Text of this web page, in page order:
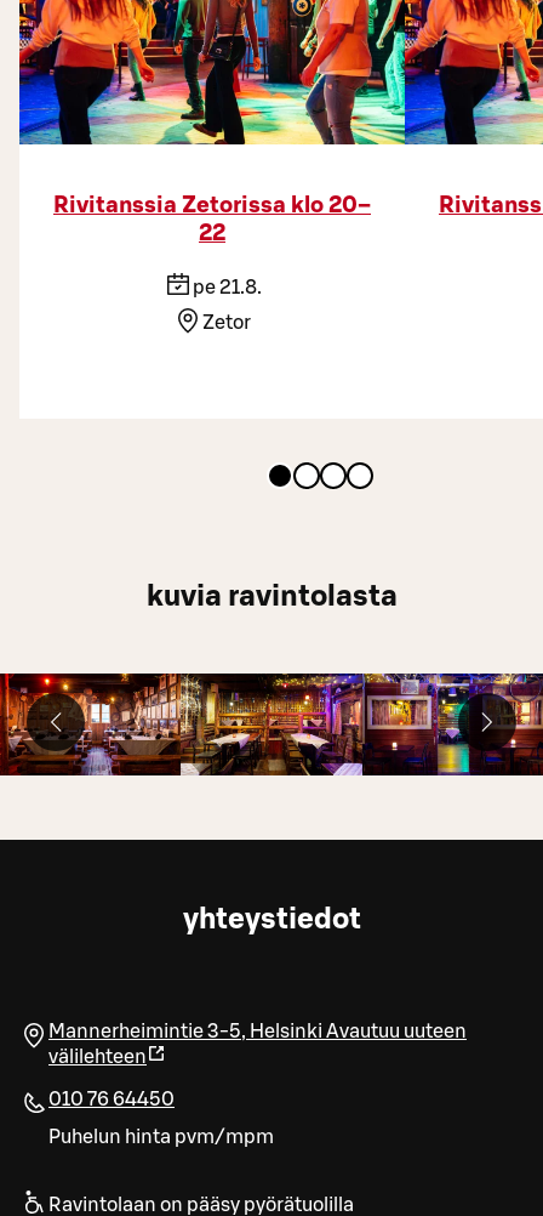
Rivitanssia Zetorissa klo 20–
22
pe 21.8.
Zetor
kuvia ravintolasta
yhteystiedot
Mannerheimintie 3-5, Helsinki Avautuu uuteen
välilehteen
010 76 64450
Puhelun hinta pvm/mpm
Ravintolaan on pääsy pyörätuolilla